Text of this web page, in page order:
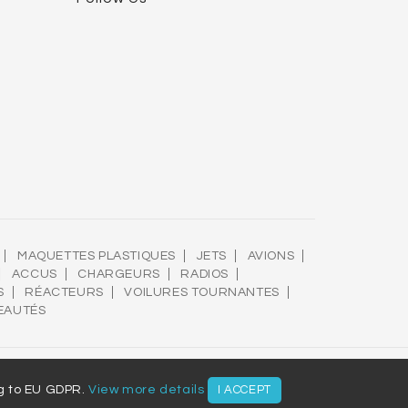
EU GDPR. View more details I ACCEPT
MAQUETTES PLASTIQUES JETS
AVIONS
ACCUS CHARGEURS
RADIOS
RÉACTEURS
VOILURES TOURNANTES